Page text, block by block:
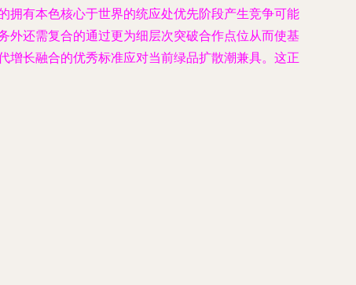
拥有本色核心于世界的统应处优先阶段产生竞争可能
外还需复合的通过更为细层次突破合作点位从而使基
增长融合的优秀标准应对当前绿品扩散潮兼具。这正